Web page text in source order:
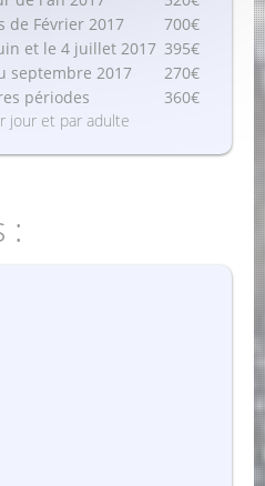
de Février 2017
700€
et le 4 juillet 2017 395€
septembre 2017
270€
périodes
360€
jour et par adulte
: